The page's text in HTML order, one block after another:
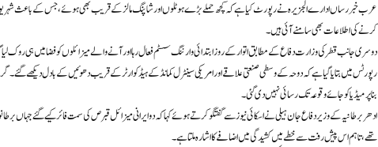
عرب خبر رساں ادارے الجزیرہ نے رپورٹ کیا ہے کہ کچھ حملے بڑے ہوٹلوں اور شاپنگ مالز کے قریب بھی ہوئے، جس کے باعث
کرنے کی اطلاعات بھی سامنے آئی ہیں۔
دوسری جانب قطر کی وزارت دفاع کے مطابق اتوار کے روز ابتدائی وارننگ سسٹم فعال رہا اور آنے والے میزائلوں کو فضا میں ہی روک لیا
رپورٹس میں بتایا گیا ہے کہ دوحہ کے وسطی صنعتی علاقے اور امریکی سینٹرل کمانڈ کے ہیڈکوارٹر کے قریب دھوئیں کے بادل دیکھے
بنا پر میڈیا کو جائے وقوعہ تک رسائی نہیں دی گئی۔
ادھر برطانیہ کے وزیر دفاع جان ہیلی نے اسکائی نیوز سے گفتگو کرتے ہوئے کہا کہ دو ایرانی میزائل قبرص کی سمت فائر کیے گئے جہاں
تھے، تاہم اس پیش رفت سے خطے میں کشیدگی میں اضافے کا اشارہ ملتا ہے۔